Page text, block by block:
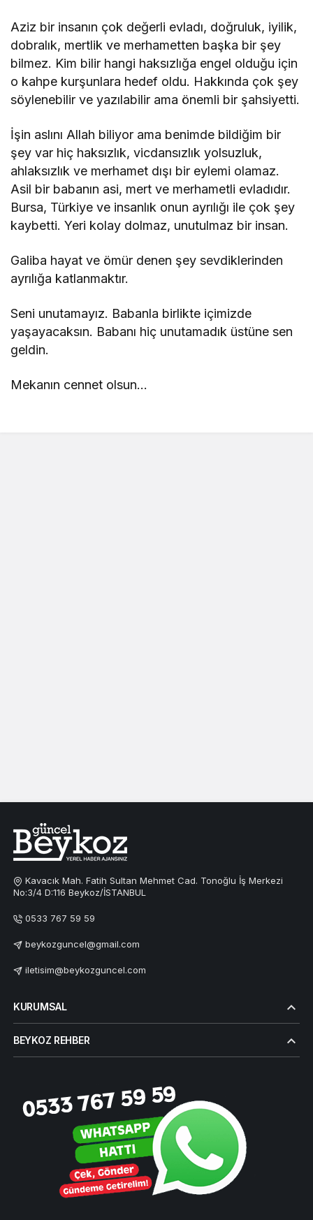
Aziz bir insanın çok değerli evladı, doğruluk, iyilik,
dobralık, mertlik ve merhametten başka bir şey
bilmez. Kim bilir hangi haksızlığa engel olduğu için
o kahpe kurşunlara hedef oldu. Hakkında çok şey
söylenebilir ve yazılabilir ama önemli bir şahsiyetti.
İşin aslını Allah biliyor ama benimde bildiğim bir
şey var hiç haksızlık, vicdansızlık yolsuzluk,
ahlaksızlık ve merhamet dışı bir eylemi olamaz.
Asil bir babanın asi, mert ve merhametli evladıdır.
Bursa, Türkiye ve insanlık onun ayrılığı ile çok şey
kaybetti. Yeri kolay dolmaz, unutulmaz bir insan.
Galiba hayat ve ömür denen şey sevdiklerinden
ayrılığa katlanmaktır.
Seni unutamayız. Babanla birlikte içimizde
yaşayacaksın. Babanı hiç unutamadık üstüne sen
geldin.
Mekanın cennet olsun…
Kavacık Mah. Fatih Sultan Mehmet Cad. Tonoğlu İş Merkezi
No:3/4 D:116 Beykoz/İSTANBUL
0533 767 59 59
beykozguncel@gmail.com
iletisim@beykozguncel.com
KURUMSAL
BEYKOZ REHBER